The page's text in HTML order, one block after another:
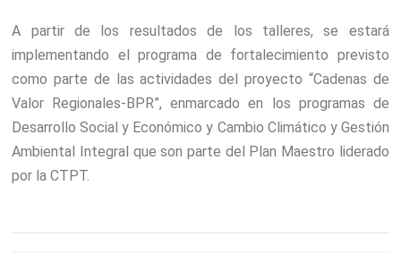
A partir de los resultados de los talleres, se estará
implementando el programa de fortalecimiento previsto
como parte de las actividades del proyecto “Cadenas de
Valor Regionales-BPR”, enmarcado en los programas de
Desarrollo Social y Económico y Cambio Climático y Gestión
Ambiental Integral que son parte del Plan Maestro liderado
por la CTPT.